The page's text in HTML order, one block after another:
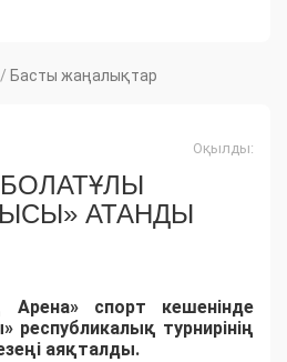
/ Басты жаңалықтар
Оқылды:
АТАНДЫ
спорт кешенінде
республикалық турнирінің
аяқталды.